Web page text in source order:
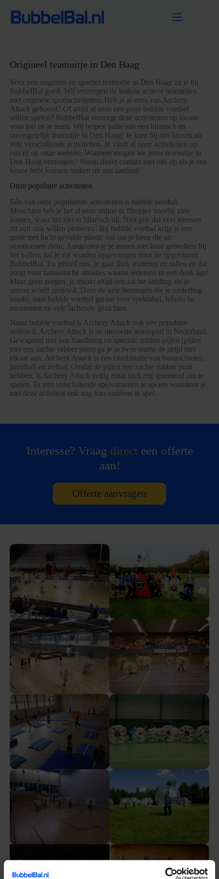
naar
Origineel teamuitje in Den Haag
Voor een origineel en sportief teamuitje in Den Haag zit je bij
BubbelBal goed. Wij verzorgen de leukste actieve teamuitjes
met originele sportactiviteiten. Heb je al eens van Archery
Attack gehoord? Of altijd al eens een potje bubble voetbal
willen spelen? BubbelBal verzorgt deze activiteiten op locatie
voor jou en je team. Wij helpen jullie aan een hilarisch en
onvergetelijk teamuitje in Den Haag! Je kunt bij ons kiezen uit
vele verschillende activiteiten. Je vindt al onze activiteiten op
een rij op onze website. Wanneer mogen we jouw teamuitje in
Den Haag verzorgen? Neem direct contact met ons op als je een
keuze hebt kunnen maken uit ons aanbod!
Onze populaire activiteiten
Eén van onze populairste activiteiten is bubble voetbal.
Misschien heb je het al eens online in filmpjes voorbij zien
komen, want het ziet er hilarisch uit. Niet gek dat veel mensen
dit zelf ook willen proberen! Bij bubble voetbal krijg je een
grote met lucht gevulde plastic bal om je heen die als
stootkussen dient. Aangezien je je armen niet kunt gebruiken bij
het vallen, zal je val worden opgevangen door de opgeblazen
BubbelBal. En geloof ons, je gaat flink stuiteren en rollen en dat
zorgt voor fantastische situaties waarin iedereen in een deuk ligt!
Maar geen zorgen, je maakt altijd een zachte landing als je
omver wordt geduwd. Door de vele botsingen die je onderling
maakt, staat bubble voetbal garant voor spektakel, hilarische
momenten en vele lachende gezichten.
Naast bubble voetbal is Archery Attack ook een populaire
activiteit. Archery Attack is de nieuwste teamsport in Nederland.
Gewapend met een handboog en speciale rubber-pijlen (pijlen
met een zachte rubber punt) ga je in twee teams de strijd met
elkaar aan. Archery Attack is een combinatie van boogschieten,
paintball en trefbal. Omdat de pijlen een zachte rubber punt
hebben, is Archery Attack veilig maar toch erg spannend om te
spelen. Er zijn verschillende spelvarianten te spelen waardoor je
met deze activiteit ook nog kan variëren in spel.
Interesse? Vraag directeen offerte
aan!
Offerte aanvragen